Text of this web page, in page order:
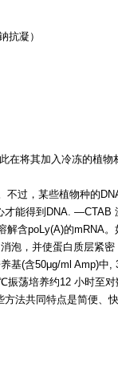
抗凝）
在将其加入冷冻的植物
过，某些植物种的
才能得到DNA. —CTAB
解含poLy(A)的mRNA。
泡，并使蛋白质层紧密
基(含50μg/ml Amp)中,
振荡培养约12 小时至对
法共同特点是简便、